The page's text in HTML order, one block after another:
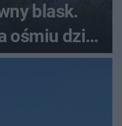
blask.
ośmiu dzieł